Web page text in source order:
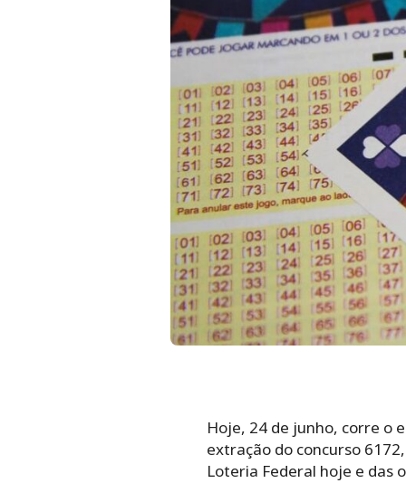
Hoje, 24 de junho, corre o
extração do concurso
Loteria Federal hoje e das